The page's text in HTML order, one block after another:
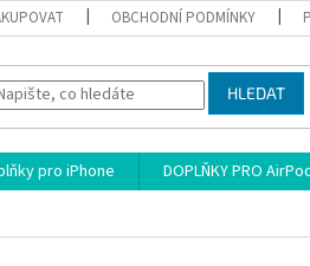
OBCHODNÍ PODMÍNKY
HLEDAT
pro iPhone DOPLŇKY PRO